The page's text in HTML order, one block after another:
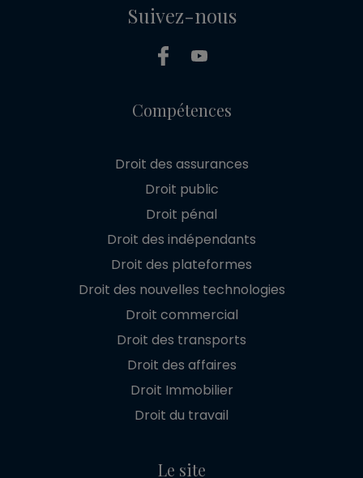
Suivez-nous
Compétences
Droit des assurances
Droit public
Droit pénal
Droit des indépendants
Droit des plateformes
Droit des nouvelles technologies
Droit commercial
Droit des transports
Droit des affaires
Droit Immobilier
Droit du travail
Le site